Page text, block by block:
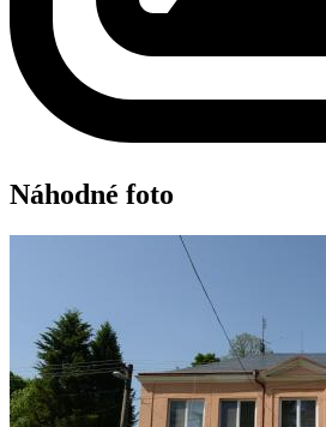
Náhodné foto